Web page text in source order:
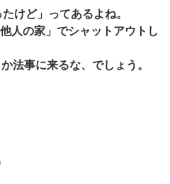
けど」ってあるよね。
人の家」でシャットアウトし
法事に来るな、でしょう。